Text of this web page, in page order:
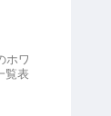
ホワ
覧表